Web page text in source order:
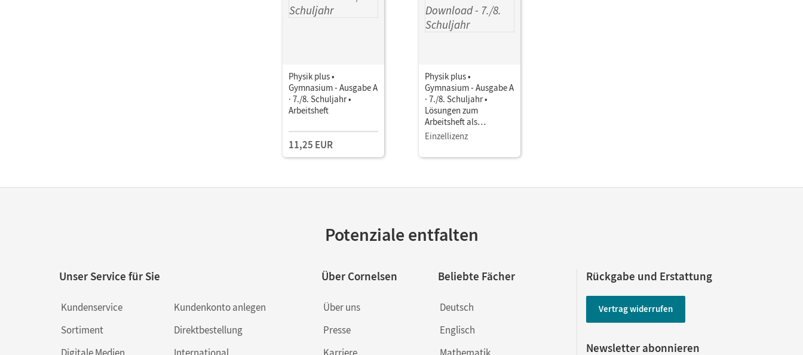
Physik plus •
Gymnasium - Ausgabe A
· 7./8. Schuljahr •
Arbeitsheft
11,25 EUR
Physik plus •
Gymnasium - Ausgabe A
· 7./8. Schuljahr •
Lösungen zum
Arbeitsheft als
Download
Einzellizenz
Potenziale entfalten
Unser Service für Sie
Kundenservice
Sortiment
Kundenkonto anlegen
Direktbestellung
Über Cornelsen
Über uns
Presse
Beliebte Fächer
Deutsch
Englisch
Rückgabe und Erstattung
Vertrag widerrufen
Newsletter abonnieren